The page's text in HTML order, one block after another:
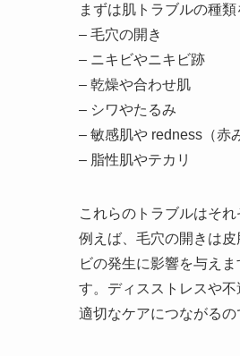
まずは肌トラブルの種
– 毛穴の開き
– ニキビやニキビ跡
– 乾燥や合わせ肌
– シワやたるみ
– 敏感肌や redness（赤
– 脂性肌やテカリ
これらのトラブルはそ
例えば、毛穴の開きは
ビの発生に影響を与え
す。ディスストレスや
適切なケアにつながるの